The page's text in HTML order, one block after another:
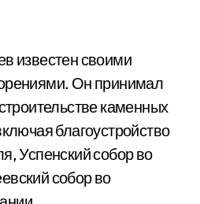
известен своими
Он принимал
каменных
благоустройство
Успенский собор во
собор во